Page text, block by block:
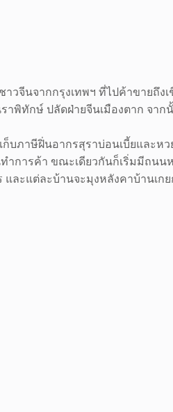
จีนจากกรุงเทพฯ ที่ไปค้าขายถึง
พิทักษ์ ปลัดฝ่ายจีนเมืองตาก จา
ภาษีฝิ่นอากรสุราบ่อนเบี้ยและหว
การค้า ขณะเดียวกันก็เริ่มมีถน
ละแต่ละบ้านจะมุงหลังคาบ้านเก